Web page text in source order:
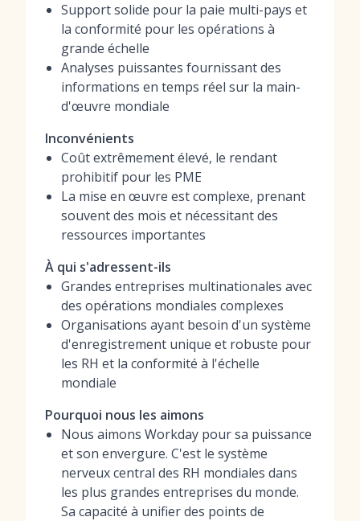
Support solide pour la paie multi-pays et
la conformité pour les opérations à
grande échelle
Analyses puissantes fournissant des
informations en temps réel sur la main-
d'œuvre mondiale
Inconvénients
Coût extrêmement élevé, le rendant
prohibitif pour les PME
La mise en œuvre est complexe, prenant
souvent des mois et nécessitant des
ressources importantes
À qui s'adressent-ils
Grandes entreprises multinationales avec
des opérations mondiales complexes
Organisations ayant besoin d'un système
d'enregistrement unique et robuste pour
les RH et la conformité à l'échelle
mondiale
Pourquoi nous les aimons
Nous aimons Workday pour sa puissance
et son envergure. C'est le système
nerveux central des RH mondiales dans
les plus grandes entreprises du monde.
Sa capacité à unifier des points de